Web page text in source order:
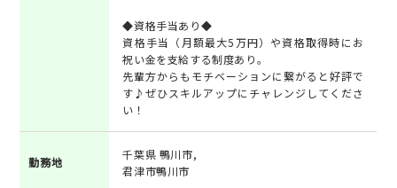
◆資格手当あり◆
資格手当（月額最大5万円）や資格取得時にお
祝い金を支給する制度あり。
先輩方からもモチベーションに繋がると好評で
す♪ぜひスキルアップにチャレンジしてくださ
い！
勤務地
千葉県 鴨川市,
君津市鴨川市